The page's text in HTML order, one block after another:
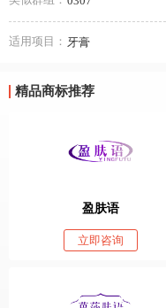
适用项目： 牙膏
精品商标推荐
盈肤语
立即咨询